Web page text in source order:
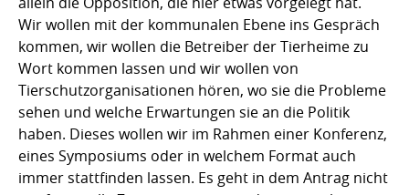
Wir wollen mit der kommunalen Ebene ins Gespräch
kommen, wir wollen die Betreiber der Tierheime zu
Wort kommen lassen und wir wollen von
Tierschutzorganisationen hören, wo sie die Probleme
sehen und welche Erwartungen sie an die Politik
haben. Dieses wollen wir im Rahmen einer Konferenz,
eines Symposiums oder in welchem Format auch
immer stattfinden lassen. Es geht in dem Antrag nicht